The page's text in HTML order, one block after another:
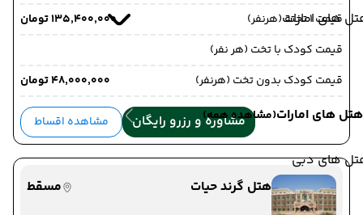
های امارات
هتل های امارات(مشاهده همه)
های دبی
قیمت 1 تخته (هرنفر)
۱۳۵٬۴۰۰٬۰۰۰ تومان
قیمت کودک با تخت (هر نفر)
قیمت کودک بدون تخت (هرنفر)
۴۸٬۰۰۰٬۰۰۰ تومان
مشاوره و رزرو رایگان مشاهده اقساط
هتل گرند حیات
مسقط